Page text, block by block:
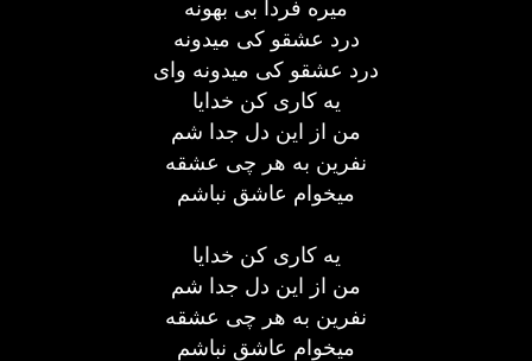
میره فردا بی بهونه
درد عشقو کی میدونه
درد عشقو کی میدونه وای
یه کاری کن خدایا
من از این دل جدا شم
نفرین به هر چی عشقه
میخوام عاشق نباشم
یه کاری کن خدایا
من از این دل جدا شم
نفرین به هر چی عشقه
میخوام عاشق نباشم